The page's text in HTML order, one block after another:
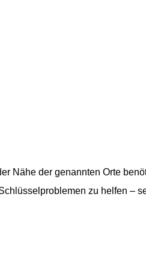
Nähe der genannten Orte
zu helfen –